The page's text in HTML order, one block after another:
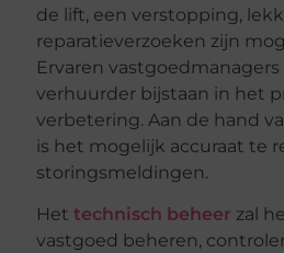
de lift, een verstopping,
reparatieverzoeken zijn
Ervaren
verhuurder bijstaan in het
verbetering. Aan de hand
is het mogelijk accuraat te
storingsmeldingen.
Hettechnisch beheer zal
vastgoed beheren,